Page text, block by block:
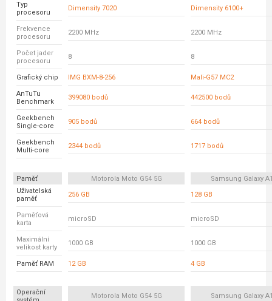
Typ
procesoru
Dimensity 7020 Dimensity 6100+
Frekvence
procesoru
2200 MHz 2200 MHz
Počet jader
procesoru
8 8
Grafický chip IMG BXM-8-256 Mali-G57 MC2
AnTuTu
Benchmark
399080 bodů 442500 bodů
Geekbench
Single-core
905 bodů 664 bodů
Geekbench
Multi-core
2344 bodů 1717 bodů
Paměť Motorola Moto G54 5G
Samsung Galaxy
Uživatelská
paměť
256 GB 128 GB
Paměťová
karta
microSD microSD
Maximální
velikost karty
1000 GB 1000 GB
Paměť RAM 12 GB 4 GB
Operační
Motorola Moto G54 5G Samsung Galaxy